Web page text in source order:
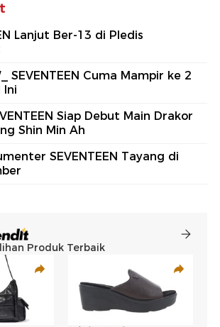
Lanjut Ber-13 di Pledis
SEVENTEEN Cuma Mampir ke 2
Ini
Siap Debut Main Drakor
Shin Min Ah
SEVENTEEN Tayang di